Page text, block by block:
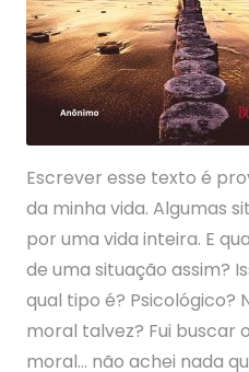
Escrever esse texto é
da minha vida. Algumas
por uma vida inteira. E
de uma situação assim?
qual tipo é? Psicológico?
moral talvez? Fui buscar
moral… não achei nada